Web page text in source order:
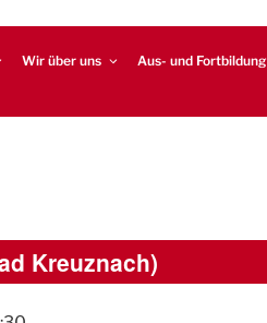
Wir über uns Aus- und Fortbildung
Kreuznach)